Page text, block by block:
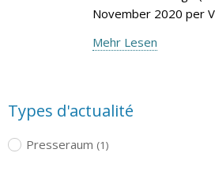
November 2020 per
Mehr Lesen
Types d'actualité
Presseraum (1)